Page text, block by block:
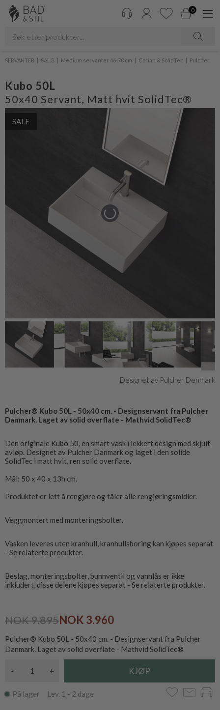
0
SERVANTER SALG Medium servanter 46-70 cm Corian & SolidTec Pulcher
Kubo 50L
50x40 Servant, Matt hvit SolidTec®
SALE
Designet av Pulcher Denmark
Pulcher® Kubo 50L - 50x40 cm. - Designservant fra Pulcher
Danmark. Laget av solid overflate - Mathvid SolidTec®
Den originale Kubo 50, en smart vask i lekkert design med skjult
avløp. Designet av Pulcher Danmark og laget i den solide
SolidTec i matt hvit, ren solid overflate.
Mål: 50 x 40 x 13h cm.
Produktet er lett å rengjøre og tåler alle rengjøringsmidler.
Veggmontert med monteringsbolter.
Vasken leveres uten kranhull, kranhullsboring kan kjøpes separat
- Se relaterte produkter.
Beslag, monteringsbolter, bunnventil og vannlås er ikke
inkludert, disse delene kjøpes separat - Se relaterte produkter.
NOK 9.895NOK 3.960
Pulcher® Kubo 50L - 50x40 cm. - Designservant fra Pulcher
Danmark. Laget av solid overflate - Mathvid SolidTec®
- +
På lager Lev. 1 - 2 dage